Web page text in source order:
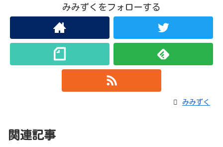
みみずくをフォローする
みみずく
関連記事